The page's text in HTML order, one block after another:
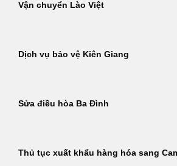
Vận chuyển Lào Việt
Dịch vụ bảo vệ Kiên Giang
Sửa điều hòa Ba Đình
Thủ tục xuất khẩu hàng hóa sang